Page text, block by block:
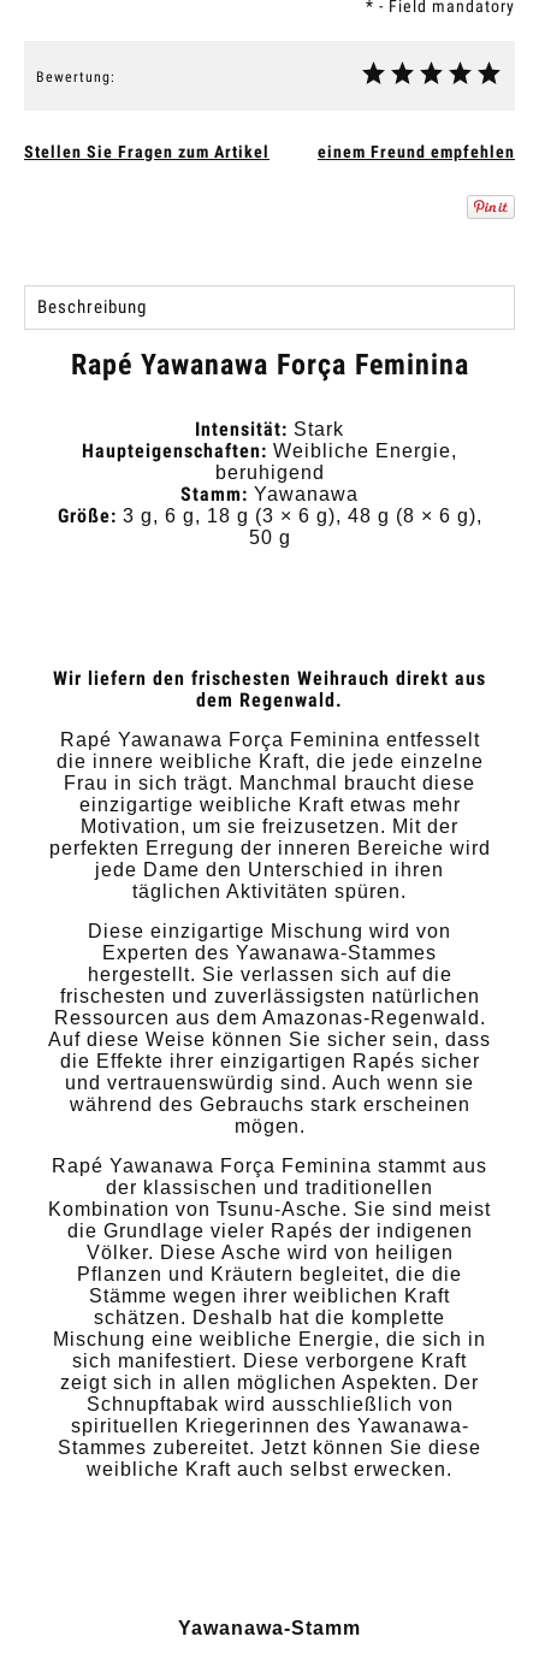
* - Field mandatory
Bewertung:
Stellen Sie Fragen zum Artikel einem Freund empfehlen
Beschreibung
Rapé Yawanawa Força Feminina
Intensität: Stark
Haupteigenschaften: Weibliche Energie,
beruhigend
Stamm: Yawanawa
Größe: 3 g, 6 g, 18 g (3 × 6 g), 48 g (8 × 6 g),
50 g
Wir liefern den frischesten Weihrauch direkt aus
dem Regenwald.
Rapé Yawanawa Força Feminina entfesselt
die innere weibliche Kraft, die jede einzelne
Frau in sich trägt. Manchmal braucht diese
einzigartige weibliche Kraft etwas mehr
Motivation, um sie freizusetzen. Mit der
perfekten Erregung der inneren Bereiche wird
jede Dame den Unterschied in ihren
täglichen Aktivitäten spüren.
Diese einzigartige Mischung wird von
Experten des Yawanawa-Stammes
hergestellt. Sie verlassen sich auf die
frischesten und zuverlässigsten natürlichen
Ressourcen aus dem Amazonas-Regenwald.
Auf diese Weise können Sie sicher sein, dass
die Effekte ihrer einzigartigen Rapés sicher
und vertrauenswürdig sind. Auch wenn sie
während des Gebrauchs stark erscheinen
mögen.
Rapé Yawanawa Força Feminina stammt aus
der klassischen und traditionellen
Kombination von Tsunu-Asche. Sie sind meist
die Grundlage vieler Rapés der indigenen
Völker. Diese Asche wird von heiligen
Pflanzen und Kräutern begleitet, die die
Stämme wegen ihrer weiblichen Kraft
schätzen. Deshalb hat die komplette
Mischung eine weibliche Energie, die sich in
sich manifestiert. Diese verborgene Kraft
zeigt sich in allen möglichen Aspekten. Der
Schnupftabak wird ausschließlich von
spirituellen Kriegerinnen des Yawanawa-
Stammes zubereitet. Jetzt können Sie diese
weibliche Kraft auch selbst erwecken.
Yawanawa-Stamm